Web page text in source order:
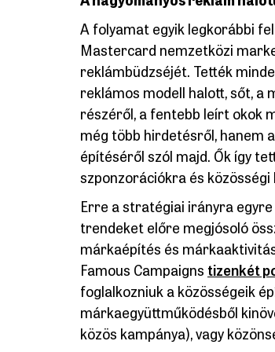
A folyamat egyik legkorábbi
Mastercard nemzetközi
reklámbüdzséjét. Tették
reklámos modell halott, sőt, a
részéről, a fentebb leírt okok
még több hirdetésről, hanem
építéséről szól majd. Ők így
szponzorációkra és
Erre a stratégiai irányra
trendeket előre megjósoló
márkaépítés és
Famous Campaigns tizenkét
foglalkozniuk a közösségeik
márkaegyüttműködésből
közös kampánya), vagy